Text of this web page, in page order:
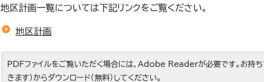
地区計画一覧については下記リンクをご覧ください。
地区計画
PDFファイルをご覧いただく場合には、Adobe Readerが必要です。お持ち
きます）からダウンロード（無料）してください。